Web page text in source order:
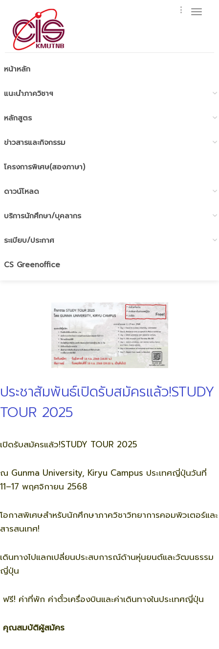
หน้าหลัก
แนะนำภาควิชาฯ
หลักสูตร
ข่าวสารและกิจกรรม
โครงการพิเศษ(สองภาษา)
ดาวน์โหลด
บริการนักศึกษา/บุคลากร
ระเบียบ/ประกาศ
CS Greenoffice
ประชาสัมพันธ์เปิดรับสมัครแล้ว!STUDY
TOUR 2025
เปิดรับสมัครแล้ว!STUDY TOUR 2025
ณ Gunma University, Kiryu Campus ประเทศญี่ปุ่นวันที่
11–17 พฤศจิกายน 2568
โอกาสพิเศษสำหรับนักศึกษาภาควิชาวิทยาการคอมพิวเตอร์และ
สารสนเทศ!
เดินทางไปแลกเปลี่ยนประสบการณ์ด้านหุ่นยนต์และวัฒนธรรม
ญี่ปุ่น
ฟรี! ค่าที่พัก ค่าตั๋วเครื่องบินและค่าเดินทางในประเทศญี่ปุ่น
คุณสมบัติผู้สมัคร